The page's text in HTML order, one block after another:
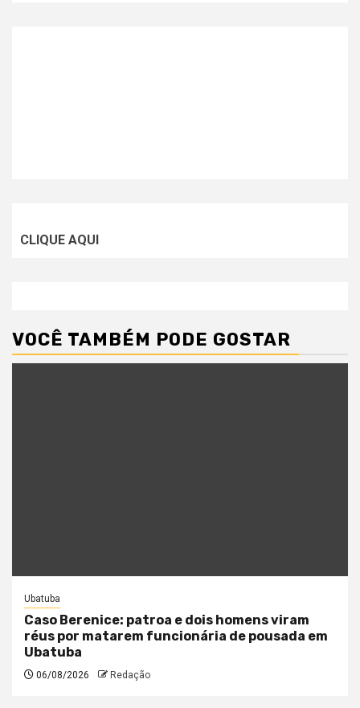
CLIQUE AQUI
VOCÊ TAMBÉM PODE GOSTAR
Ubatuba
Caso Berenice: patroa e dois homens viram
réus por matarem funcionária de pousada em
Ubatuba
06/08/2026 Redação